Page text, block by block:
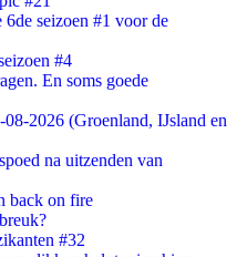
seizoen #1 voor de
#4
En soms goede
2026 (Groenland, IJsland en
na uitzenden van
back on fire
#32